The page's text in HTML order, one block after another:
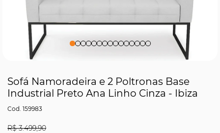
Sofá Namoradeira e 2 Poltronas Base
Industrial Preto Ana Linho Cinza - Ibiza
159983
R$ 3.499,90